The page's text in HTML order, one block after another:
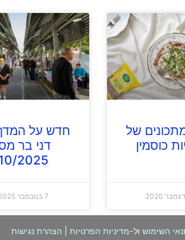
של
כוסמין
חדש על
דני בר
2025
7 בנובמבר 2025
השימוש ול-מדיניות הפרטיות הצהרת נגישות